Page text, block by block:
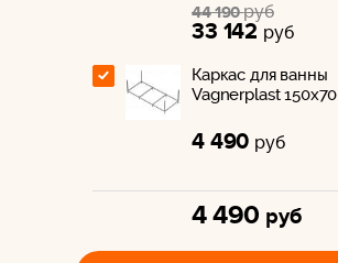
44 190руб
33 142 руб
Каркас для ванны
Vagnerplast 150x70
4 490 руб
4 490 руб